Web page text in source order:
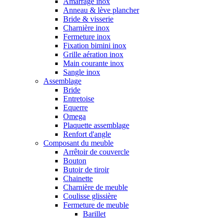
Anneau & lève plancher
Bride & visserie
Charnière inox
Fermeture inox
Fixation bimini inox
Grille aération inox
Main courante inox
Sangle inox
Assemblage
Bride
Entretoise
Equerre
Omega
Plaquette assemblage
Renfort d'angle
Composant du meuble
Arrêtoir de couvercle
Bouton
Butoir de tiroir
Chainette
Charnière de meuble
Coulisse glissière
Fermeture de meuble
Barillet